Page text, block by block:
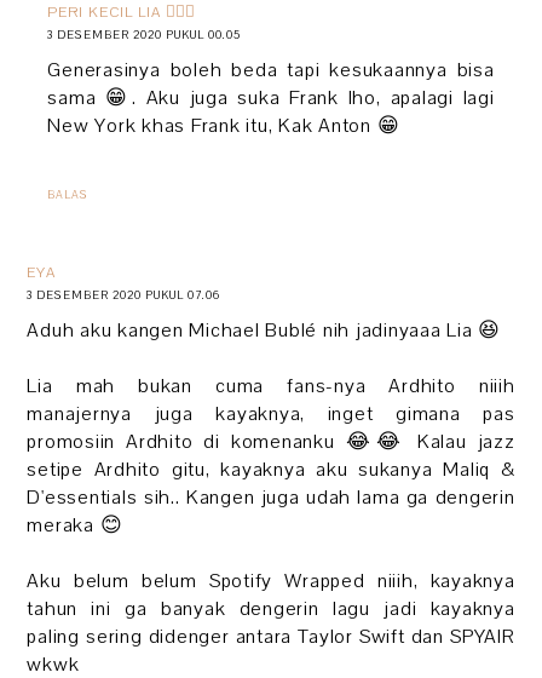
PERI KECIL LIA 🧚🏻‍♀️
3 DESEMBER 2020 PUKUL 00.05
Generasinya boleh beda tapi kesukaannya bisa
sama 😁. Aku juga suka Frank lho, apalagi lagi
New York khas Frank itu, Kak Anton 😁
BALAS
EYA
3 DESEMBER 2020 PUKUL 07.06
Aduh aku kangen Michael Bublé nih jadinyaaa Lia 😆
Lia mah bukan cuma fans-nya Ardhito niiih
manajernya juga kayaknya, inget gimana pas
promosiin Ardhito di komenanku 😂😂 Kalau jazz
setipe Ardhito gitu, kayaknya aku sukanya Maliq &
D'essentials sih.. Kangen juga udah lama ga dengerin
meraka 😊
Aku belum belum Spotify Wrapped niiih, kayaknya
tahun ini ga banyak dengerin lagu jadi kayaknya
paling sering didenger antara Taylor Swift dan SPYAIR
wkwk